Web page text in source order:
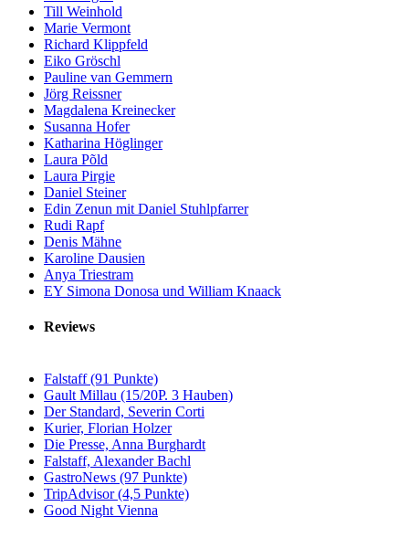
Till Weinhold
Marie Vermont
Richard Klippfeld
Eiko Gröschl
Pauline van Gemmern
Jörg Reissner
Magdalena Kreinecker
Susanna Hofer
Katharina Höglinger
Laura Põld
Laura Pirgie
Daniel Steiner
Edin Zenun mit Daniel Stuhlpfarrer
Rudi Rapf
Denis Mähne
Karoline Dausien
Anya Triestram
EY Simona Donosa und William Knaack
Reviews
Falstaff (91 Punkte)
Gault Millau (15/20P. 3 Hauben)
Der Standard, Severin Corti
Kurier, Florian Holzer
Die Presse, Anna Burghardt
Falstaff, Alexander Bachl
GastroNews (97 Punkte)
TripAdvisor (4,5 Punkte)
Good Night Vienna